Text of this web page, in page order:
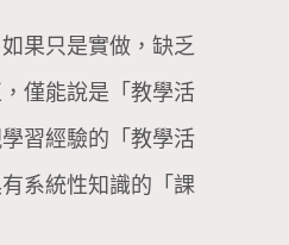
果只是實做，缺乏
僅能說是「教學活
習經驗的「教學活
系統性知識的「課